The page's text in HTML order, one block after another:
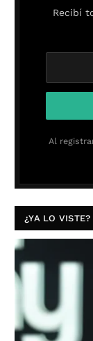
Recibí
Al
¿YA LO VISTE?